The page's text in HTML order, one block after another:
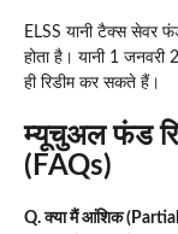
ELSS यानी टैक्स सेवर
होता है। यानी 1
ही रिडीम कर सकते हैं।
म्यूचुअल फंड
(FAQs)
Q. क्या मैं आंशिक